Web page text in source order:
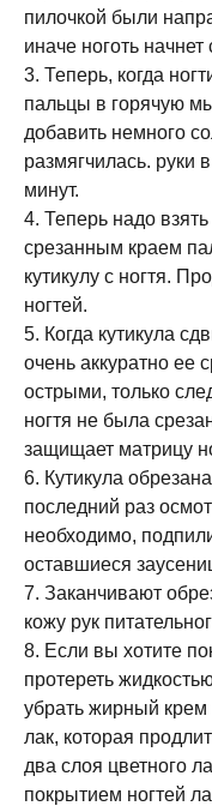
пилочкой были
иначе ноготь
3. Теперь, когда
пальцы в горячую
добавить немного
размягчилась. руки
минут.
4. Теперь надо
срезанным краем
кутикулу с ногтя.
ногтей.
5. Когда кутикула
очень аккуратно
острыми, только
ногтя не была
защищает матрицу
6. Кутикула
последний раз
необходимо,
оставшиеся
7. Заканчивают
кожу рук
8. Если вы хотите
протереть
убрать жирный
лак, которая
два слоя цветного
покрытием ногтей